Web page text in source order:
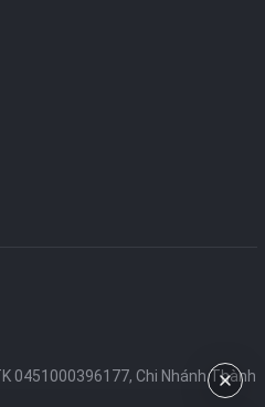
0451000396177, Chi Nhánh Thành